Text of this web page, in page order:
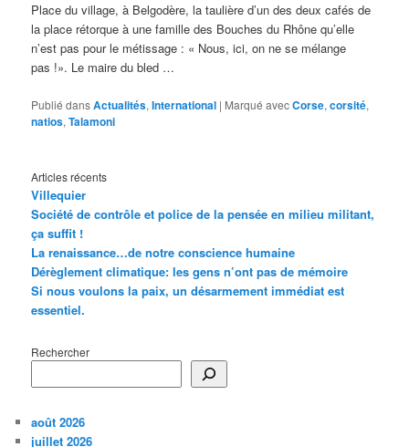
Place du village, à Belgodère, la taulière d’un des deux cafés de
la place rétorque à une famille des Bouches du Rhône qu’elle
n’est pas pour le métissage : « Nous, ici, on ne se mélange
pas !». Le maire du bled …
Publié dansActualités,International | Marqué avecCorse,corsité,
natios,Talamoni
Articles récents
Villequier
Société de contrôle et police de la pensée en milieu militant,
ça suffit !
La renaissance…de notre conscience humaine
Dérèglement climatique: les gens n’ont pas de mémoire
Si nous voulons la paix, un désarmement immédiat est
essentiel.
Rechercher
août 2026
juillet 2026